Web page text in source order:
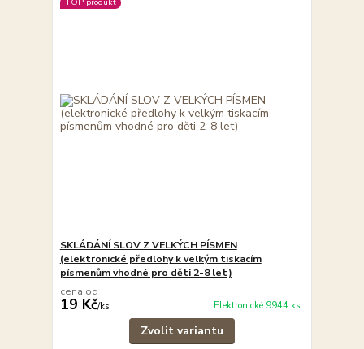
SKLÁDÁNÍ SLOV Z VELKÝCH PÍSMEN
(elektronické předlohy k velkým tiskacím
písmenům vhodné pro děti 2-8 let)
cena od
19 Kč/ks Elektronické 9944 ks
Zvolit variantu